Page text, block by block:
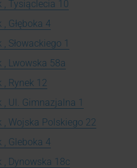
, Tysiąclecia 10
Głęboka 4
Słowackiego 1
, Lwowska 58a
, Rynek 12
, Ul. Gimnazjalna 1
, Wojska Polskiego 22
, Gleboka 4
, Dynowska 18c